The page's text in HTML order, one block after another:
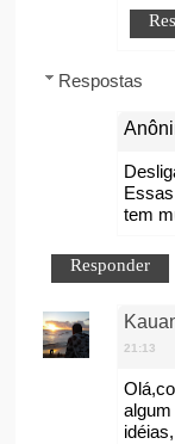
Respostas
tem
Responder
21:13